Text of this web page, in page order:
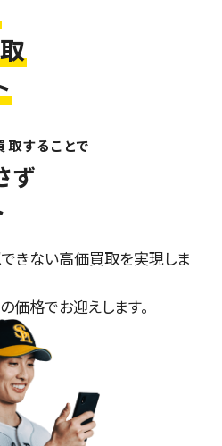
することで
ず
きない高価買取を実現しま
価格でお迎えします。